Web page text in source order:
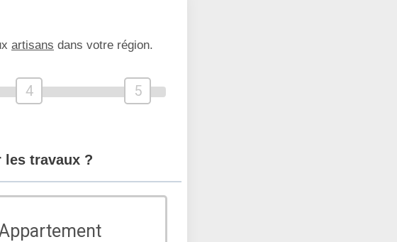
artisans dans votre région.
4 5
les travaux ?